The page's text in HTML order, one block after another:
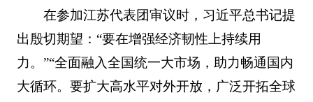
在参加江苏代表团审议时，习近平总书记提
出殷切期望：“要在增强经济韧性上持续用
力。”“全面融入全国统一大市场，助力畅通国内
大循环。要扩大高水平对外开放，广泛开拓全球